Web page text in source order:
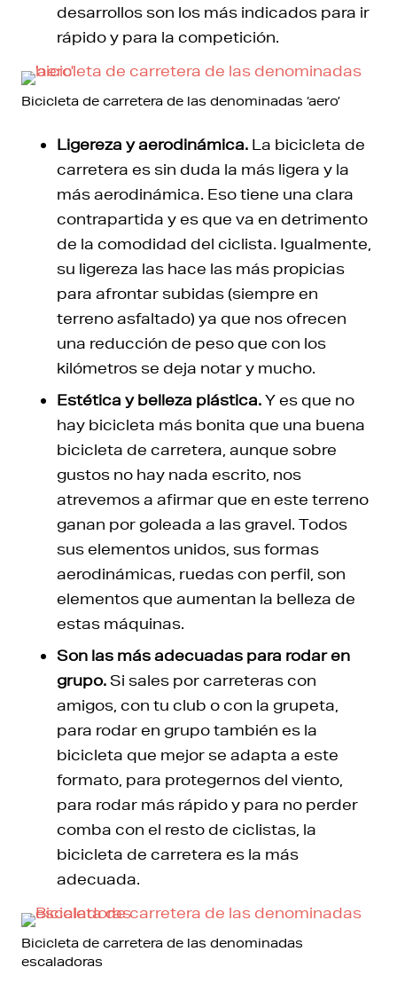
desarrollos son los más indicados para ir
rápido y para la competición.
Bicicleta de carretera de las denominadas ‘aero’
Ligereza y aerodinámica. La bicicleta de
carretera es sin duda la más ligera y la
más aerodinámica. Eso tiene una clara
contrapartida y es que va en detrimento
de la comodidad del ciclista. Igualmente,
su ligereza las hace las más propicias
para afrontar subidas (siempre en
terreno asfaltado) ya que nos ofrecen
una reducción de peso que con los
kilómetros se deja notar y mucho.
Estética y belleza plástica.Y es que no
hay bicicleta más bonita que una buena
bicicleta de carretera, aunque sobre
gustos no hay nada escrito, nos
atrevemos a afirmar que en este terreno
ganan por goleada a las gravel. Todos
sus elementos unidos, sus formas
aerodinámicas, ruedas con perfil, son
elementos que aumentan la belleza de
estas máquinas.
Son las más adecuadas para rodar en
grupo.Si sales por carreteras con
amigos, con tu club o con la grupeta,
para rodar en grupo también es la
bicicleta que mejor se adapta a este
formato, para protegernos del viento,
para rodar más rápido y para no perder
comba con el resto de ciclistas, la
bicicleta de carretera es la más
adecuada.
Bicicleta de carretera de las denominadas
escaladoras